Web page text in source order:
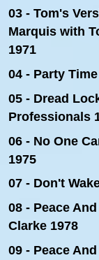
03 - Tom's
Marquis with
1971
04 - Party
05 - Dread
Professionals
06 - No One
1975
07 - Don't
08 - Peace
Clarke 1978
09 - Peace